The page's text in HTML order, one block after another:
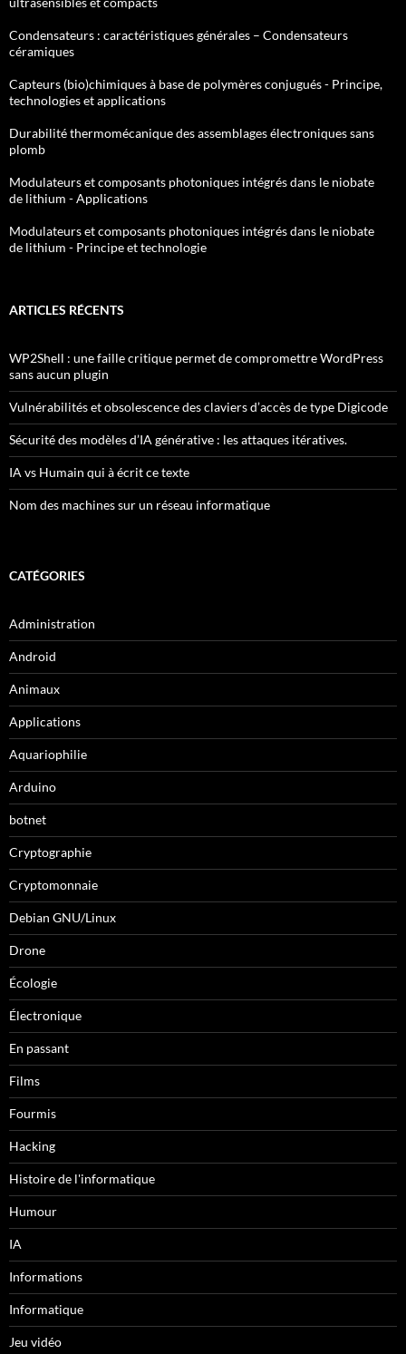
Condensateurs : caractéristiques générales – Condensateurs
céramiques
Capteurs (bio)chimiques à base de polymères conjugués - Principe,
technologies et applications
Durabilité thermomécanique des assemblages électroniques sans
plomb
Modulateurs et composants photoniques intégrés dans le niobate
de lithium - Applications
Modulateurs et composants photoniques intégrés dans le niobate
de lithium - Principe et technologie
ARTICLES RÉCENTS
WP2Shell : une faille critique permet de compromettre WordPress
sans aucun plugin
Vulnérabilités et obsolescence des claviers d’accès de type Digicode
Sécurité des modèles d’IA générative : les attaques itératives.
IA vs Humain qui à écrit ce texte
Nom des machines sur un réseau informatique
CATÉGORIES
Administration
Android
Animaux
Applications
Aquariophilie
Arduino
botnet
Cryptographie
Cryptomonnaie
Debian GNU/Linux
Drone
Écologie
Électronique
En passant
Films
Fourmis
Hacking
Histoire de l'informatique
Humour
IA
Informations
Informatique
Jeu vidéo